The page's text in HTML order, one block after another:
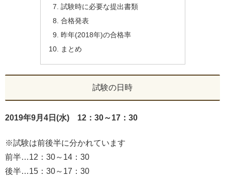
試験時に必要な提出書類
合格発表
昨年(2018年)の合格率
まとめ
試験の日時
2019年9月4日(水) 12：30～17：30
※試験は前後半に分かれています
前半…12：30～14：30
後半…15：30～17：30